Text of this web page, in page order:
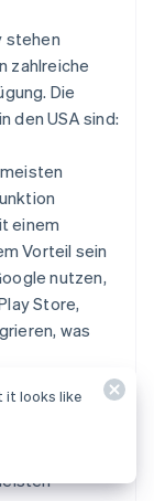
stehen
zahlreiche
Die
den USA sind:
einem
Vorteil sein
nutzen,
Store,
was
über ein
NFC auch
Secure
it looks like